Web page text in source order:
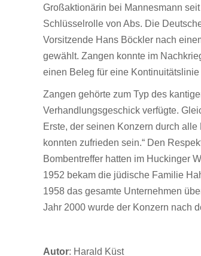
Großaktionärin bei Mannesmann
Schlüsselrolle von Abs. Die
Vorsitzende Hans Böckler nach
gewählt. Zangen konnte im
einen Beleg für eine
Zangen gehörte zum Typ des
Verhandlungsgeschick verfügte.
Erste, der seinen Konzern durch
konnten zufrieden sein.“ Den
Bombentreffer hatten im Huckinger
1952 bekam die jüdische Familie
1958 das gesamte Unternehmen
Jahr 2000 wurde der Konzern nach
Autor: Harald Küst